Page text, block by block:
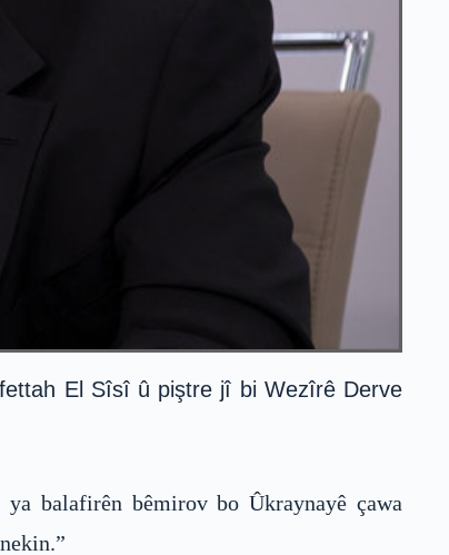
El Sîsî û piştre jî bi Wezîrê Derve
balafirên bêmirov bo Ûkraynayê çawa